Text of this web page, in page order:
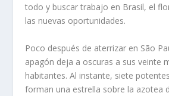
todo y buscar trabajo en Brasil, el
las nuevas oportunidades.
Poco después de aterrizar en São
apagón deja a oscuras a sus veinte
habitantes. Al instante, siete
forman una estrella sobre la azotea